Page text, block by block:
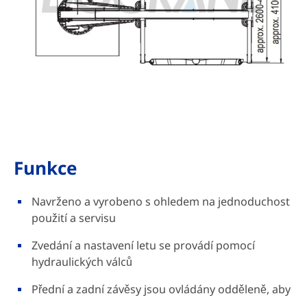
Funkce
Navrženo a vyrobeno s ohledem na jednoduchost
použití a servisu
Zvedání a nastavení letu se provádí pomocí
hydraulických válců
Přední a zadní závěsy jsou ovládány odděleně, aby